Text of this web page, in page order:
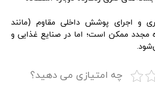
و اجرای پوشش داخلی مقاوم (مانند
مجدد ممکن است؛ اما در صنایع غذایی و
چه امتیازی می دهید؟